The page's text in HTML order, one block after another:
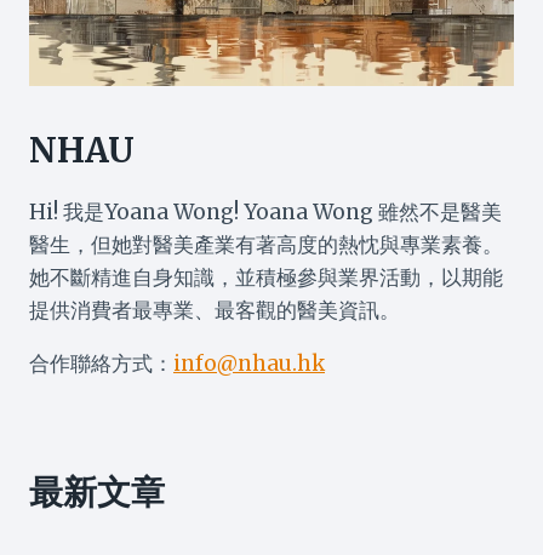
NHAU
Hi! 我是Yoana Wong! Yoana Wong 雖然不是醫美
醫生，但她對醫美產業有著高度的熱忱與專業素養。
她不斷精進自身知識，並積極參與業界活動，以期能
提供消費者最專業、最客觀的醫美資訊。
合作聯絡方式： info@nhau.hk
最新文章